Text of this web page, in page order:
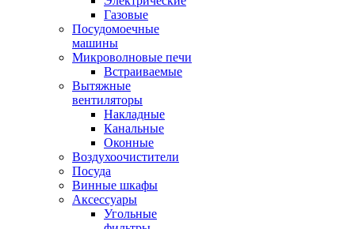
Газовые
Посудомоечные
машины
Микроволновые печи
Встраиваемые
Вытяжные
вентиляторы
Накладные
Канальные
Оконные
Воздухоочистители
Посуда
Винные шкафы
Аксессуары
Угольные